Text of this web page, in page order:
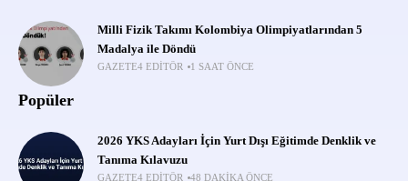
Milli Fizik Takımı Kolombiya Olimpiyatlarından 5
Madalya ile Döndü
GAZETE4 EDITÖR 1 SAAT ÖNCE
Popüler
2026 YKS Adayları İçin Yurt Dışı Eğitimde Denklik ve
Tanıma Kılavuzu
GAZETE4 EDITÖR 48 DAKIKA ÖNCE